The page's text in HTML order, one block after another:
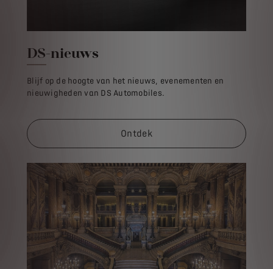
DS-nieuws
Blijf op de hoogte van het nieuws, evenementen en
nieuwigheden van DS Automobiles.
Ontdek